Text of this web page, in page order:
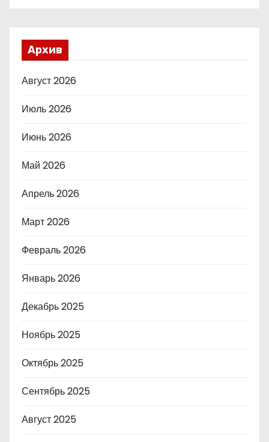
Архив
Август 2026
Июль 2026
Июнь 2026
Май 2026
Апрель 2026
Март 2026
Февраль 2026
Январь 2026
Декабрь 2025
Ноябрь 2025
Октябрь 2025
Сентябрь 2025
Август 2025